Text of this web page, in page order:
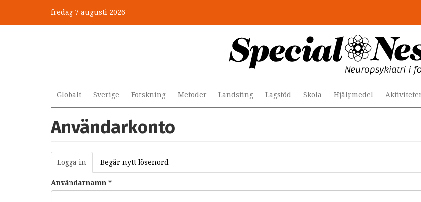
huvudinnehåll
fredag 7 augusti 2026
Globalt Sverige Forskning Metoder Landsting Lagstöd Skola Hjälpmedel Aktiviteter
Användarkonto
Primära
flikar
Logga in (aktiv
flik)
Begär nytt lösenord
Användarnamn *